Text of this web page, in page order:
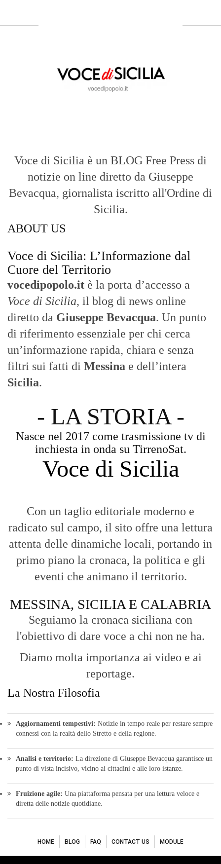
Voce di Sicilia è un BLOG Free Press di
notizie on line diretto da Giuseppe
Bevacqua, giornalista iscritto all'Ordine di
Sicilia.
ABOUT US
Voce di Sicilia: L’Informazione dal
Cuore del Territorio
vocedipopolo.it è la porta d’accesso a
Voce di Sicilia, il blog di news online
diretto da Giuseppe Bevacqua. Un punto
di riferimento essenziale per chi cerca
un’informazione rapida, chiara e senza
filtri sui fatti di Messina e dell’intera
Sicilia.
- LA STORIA -
Nasce nel 2017 come trasmissione tv di
inchiesta in onda su TirrenoSat.
Voce di Sicilia
Con un taglio editoriale moderno e
radicato sul campo, il sito offre una lettura
attenta delle dinamiche locali, portando in
primo piano la cronaca, la politica e gli
eventi che animano il territorio.
MESSINA, SICILIA E CALABRIA
Seguiamo la cronaca siciliana con
l'obiettivo di dare voce a chi non ne ha.
Diamo molta importanza ai video e ai
reportage.
La Nostra Filosofia
Aggiornamenti tempestivi: Notizie in tempo reale per restare sempre
connessi con la realtà dello Stretto e della regione.
Analisi e territorio: La direzione di Giuseppe Bevacqua garantisce un
punto di vista incisivo, vicino ai cittadini e alle loro istanze.
Fruizione agile: Una piattaforma pensata per una lettura veloce e
diretta delle notizie quotidiane.
HOME BLOG FAQ CONTACT US MODULE